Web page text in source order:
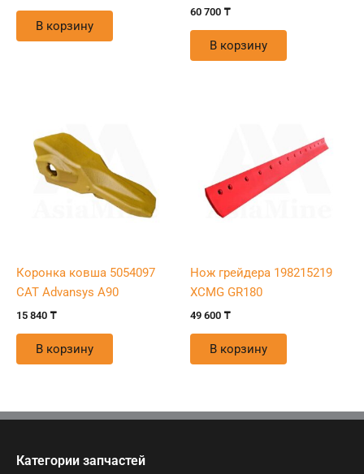
В корзину
60 700 ₸
В корзину
Коронка ковша 5054097
CAT Advansys A90
15 840 ₸
В корзину
Нож грейдера 198215219
XCMG GR180
49 600 ₸
В корзину
Категории запчастей